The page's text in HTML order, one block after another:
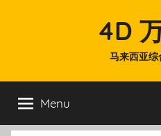
4D
马来西亚综
Menu